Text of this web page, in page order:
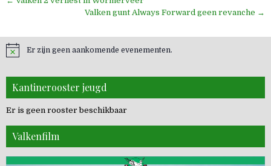
Valken gunt Always Forward geen revanche →
Er zijn geen aankomende evenementen.
Kantinerooster jeugd
Er is geen rooster beschikbaar
Valkenfilm